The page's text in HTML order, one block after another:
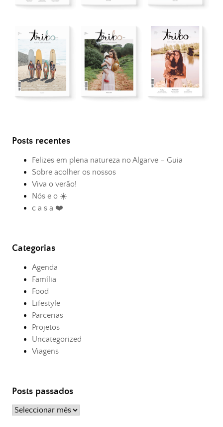
Posts recentes
Felizes em plena natureza no Algarve – Guia
Sobre acolher os nossos
Viva o verão!
Nós e o ☀️
c a s a ❤️
Categorias
Agenda
Família
Food
Lifestyle
Parcerias
Projetos
Uncategorized
Viagens
Posts passados
Posts